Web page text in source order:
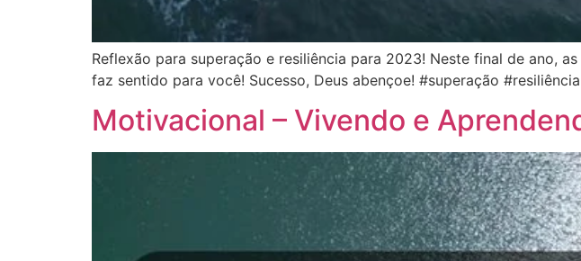
Reflexão para superação e resiliência para 2023! Neste final de ano,
faz sentido para você! Sucesso, Deus abençoe! #superação
Motivacional – Vivendo e